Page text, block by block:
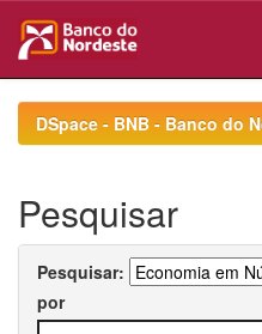
navigationDSpace - BNB - Banco do
Pesquisar
Pesquisar:
por